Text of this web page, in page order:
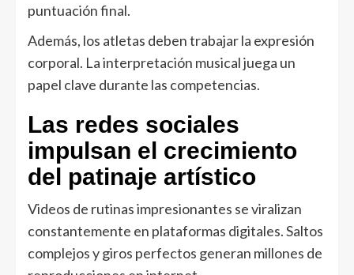
puntuación final.
Además, los atletas deben trabajar la expresión
corporal. La interpretación musical juega un
papel clave durante las competencias.
Las redes sociales
impulsan el crecimiento
del patinaje artístico
Videos de rutinas impresionantes se viralizan
constantemente en plataformas digitales. Saltos
complejos y giros perfectos generan millones de